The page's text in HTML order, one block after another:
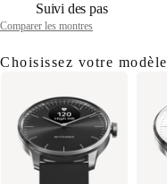
Suivi des pas
Comparer les montres
Choisissez votre modèle